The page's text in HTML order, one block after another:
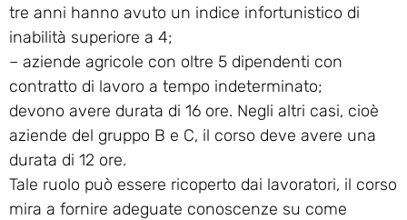
tre anni hanno avuto un indice infortunistico di
inabilità superiore a 4;
– aziende agricole con oltre 5 dipendenti con
contratto di lavoro a tempo indeterminato;
devono avere durata di 16 ore. Negli altri casi, cioè
aziende del gruppo B e C, il corso deve avere una
durata di 12 ore.
Tale ruolo può essere ricoperto dai lavoratori, il corso
mira a fornire adeguate conoscenze su come